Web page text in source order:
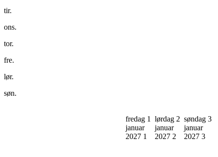
tir.
ons.
tor.
fre.
lør.
søn.
fredag 1
januar
2027 1
lørdag 2
januar
2027 2
søndag 3
januar
2027 3